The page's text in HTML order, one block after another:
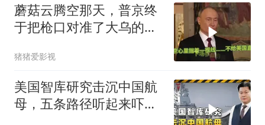
蘑菇云腾空那天，普京终
于把枪口对准了大乌的军
猪猪爱影视
美国智库研究击沉中国航
母，五条路径听起来吓